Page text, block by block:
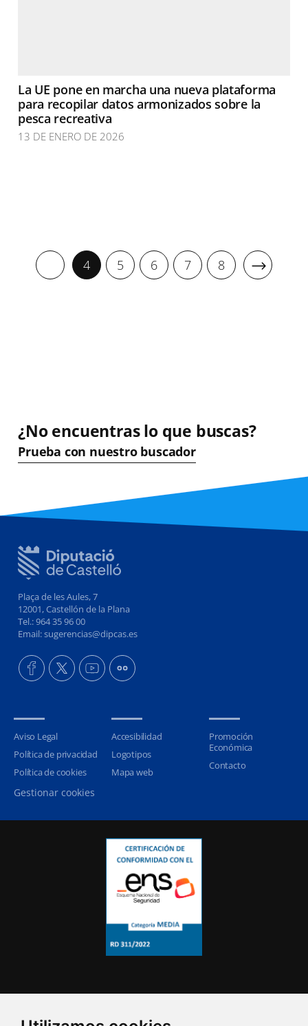
La UE pone en marcha una nueva plataforma
para recopilar datos armonizados sobre la
pesca recreativa
13 DE ENERO DE 2026
4 5 6 7 8
¿No encuentras lo que buscas?
Prueba con nuestro buscador
Plaça de les Aules, 7
12001, Castellón de la Plana
Tel.: 964 35 96 00
Email: sugerencias@dipcas.es
Aviso Legal
Política de privacidad
Política de cookies
Gestionar cookies
Accesibilidad
Logotipos
Mapa web
Promoción
Económica
Contacto